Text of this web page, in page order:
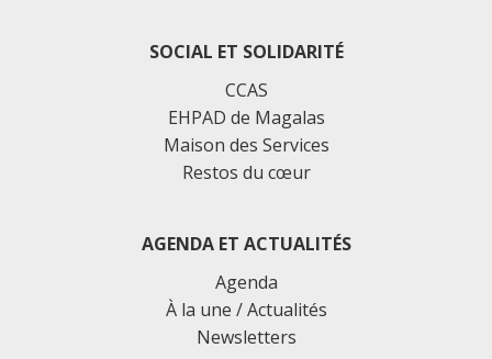
SOCIAL ET SOLIDARITÉ
CCAS
EHPAD de Magalas
Maison des Services
Restos du cœur
AGENDA ET ACTUALITÉS
Agenda
À la une / Actualités
Newsletters